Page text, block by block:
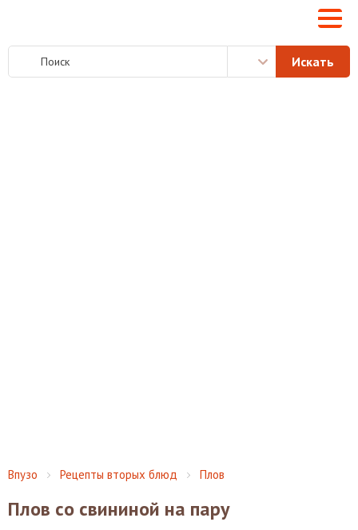
Впузо Рецепты вторых блюд Плов
Плов со свининой на пару